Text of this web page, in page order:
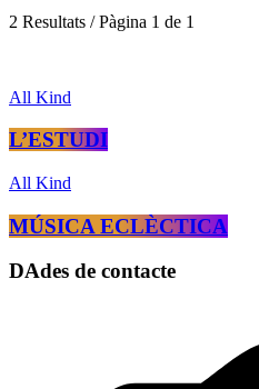
2 Resultats / Pàgina 1 de 1
All Kind
L’ESTUDI
All Kind
MÚSICA ECLÈCTICA
DAdes de contacte